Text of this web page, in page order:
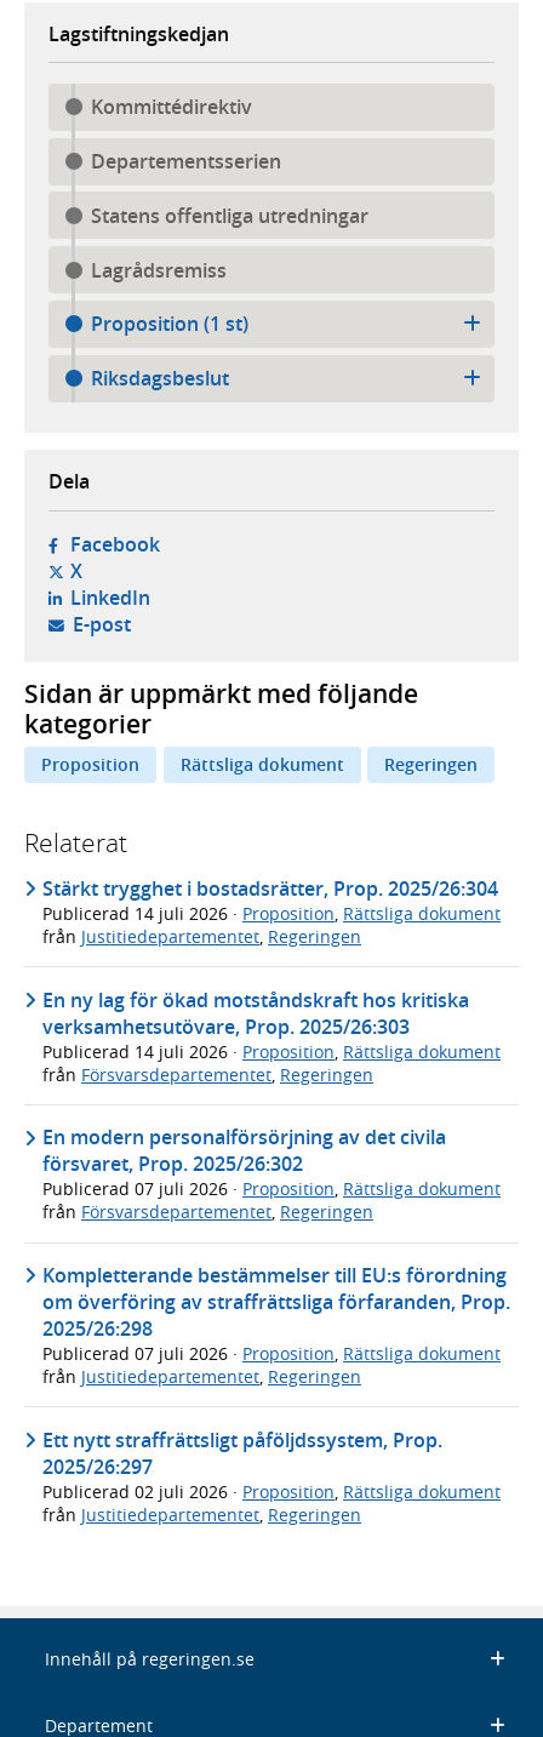
Lagstiftningskedjan
Kommittédirektiv
Departementsserien
Statens offentliga utredningar
Lagrådsremiss
Proposition (1 st)
Riksdagsbeslut
Dela
Facebook- öppnas i ny flik, extern webbplats,
X- öppnas i ny flik, extern webbplats,
LinkedIn- öppnas i ny flik, extern webbplats,
E-post- öppnar din e-postklient,
Sidan är uppmärkt med följande
kategorier
Proposition Rättsliga dokument Regeringen
Relaterat
Stärkt trygghet i bostadsrätter, Prop. 2025/26:304
Publicerad 14 juli 2026 · Proposition, Rättsliga dokument
från Justitiedepartementet, Regeringen
En ny lag för ökad motståndskraft hos kritiska
verksamhetsutövare, Prop. 2025/26:303
Publicerad 14 juli 2026 · Proposition Rättsliga dokument
från Försvarsdepartementet Regeringen
En modern personalförsörjning av det civila
försvaret, Prop. 2025/26:302
Publicerad 07 juli 2026 · Proposition, Rättsliga dokument
från Försvarsdepartementet, Regeringen
Kompletterande bestämmelser till EU:s förordning
om överföring av straffrättsliga förfaranden, Prop.
2025/26:298
Publicerad 07 juli 2026 · Proposition, Rättsliga dokument
från Justitiedepartementet, Regeringen
Ett nytt straffrättsligt påföljdssystem, Prop.
2025/26:297
Publicerad 02 juli 2026 · Proposition Rättsliga dokument
från Justitiedepartementet Regeringen
Innehåll på regeringen.se
Departement